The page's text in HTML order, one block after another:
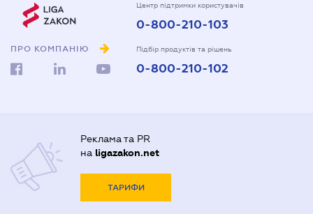
ПРО КОМПАНІЮ
Центр підтримки користувачів
0-800-210-103
Підбір продуктів та рішень
0-800-210-102
Реклама та PR
на ligazakon.net
ТАРИФИ